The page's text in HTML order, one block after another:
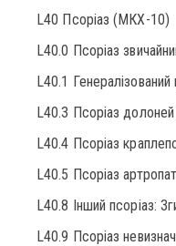
L40 Псоріаз (МКХ-10)
L40.0 Псоріаз
L40.1
L40.3 Псоріаз долоней
L40.4 Псоріаз
L40.5 Псоріаз
L40.8 Інший псоріаз:
L40.9 Псоріаз